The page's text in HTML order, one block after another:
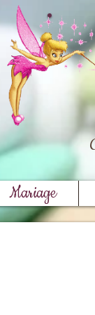
Mariage